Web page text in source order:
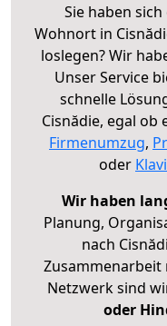
Sie haben
Wohnort in
loslegen? Wir
Unser Service
schnelle
Cisnădie, egal ob
Firmenumzug,
oder
Wir haben
Planung,
nach
Netzwerk sind
oder